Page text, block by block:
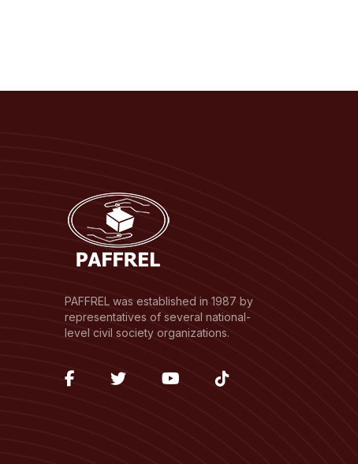
PAFFREL was established in 1987 by
representatives of several national-
level civil society organizations.
fab
fab